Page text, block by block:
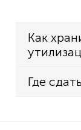
Как
Где сдать